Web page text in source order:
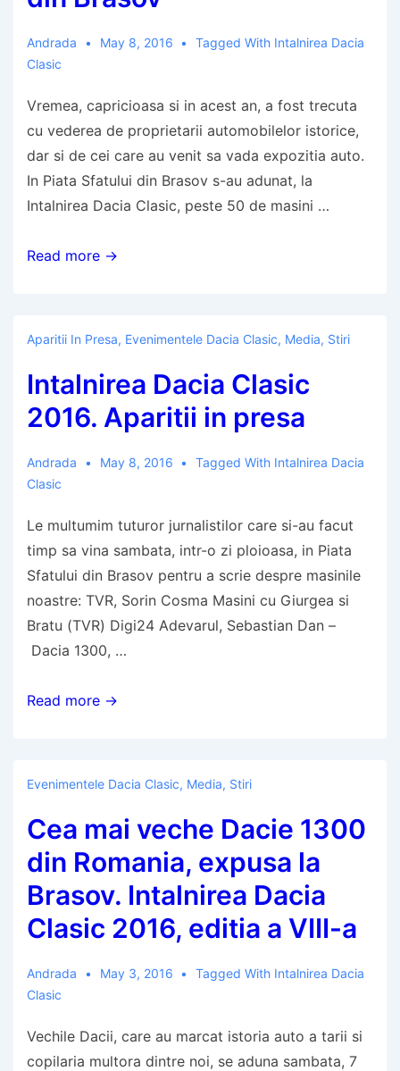
Andrada May 8, 2016 Tagged With Intalnirea Dacia
Clasic
Vremea, capricioasa si in acest an, a fost trecuta
cu vederea de proprietarii automobilelor istorice,
dar si de cei care au venit sa vada expozitia auto.
In Piata Sfatului din Brasov s-au adunat, la
Intalnirea Dacia Clasic, peste 50 de masini …
Peste
Dacii,
una
si
una,
in
Piata
din
Brasov
Read more →
Aparitii In Presa, Evenimentele Dacia Clasic, Media, Stiri
Intalnirea Dacia Clasic
2016. Aparitii in presa
Andrada May 8, 2016 Tagged With Intalnirea Dacia
Clasic
Le multumim tuturor jurnalistilor care si-au facut
timp sa vina sambata, intr-o zi ploioasa, in Piata
Sfatului din Brasov pentru a scrie despre masinile
noastre: TVR, Sorin Cosma Masini cu Giurgea si
Bratu (TVR) Digi24 Adevarul, Sebastian Dan –
Dacia 1300, …
Intalnirea
2016.
in
presa
Read more →
Evenimentele Dacia Clasic, Media, Stiri
Cea mai veche Dacie 1300
din Romania, expusa la
Brasov. Intalnirea Dacia
Clasic 2016, editia a VIII-a
Andrada May 3, 2016 Tagged With Intalnirea Dacia
Clasic
Vechile Dacii, care au marcat istoria auto a tarii si
copilaria multora dintre noi, se aduna sambata, 7